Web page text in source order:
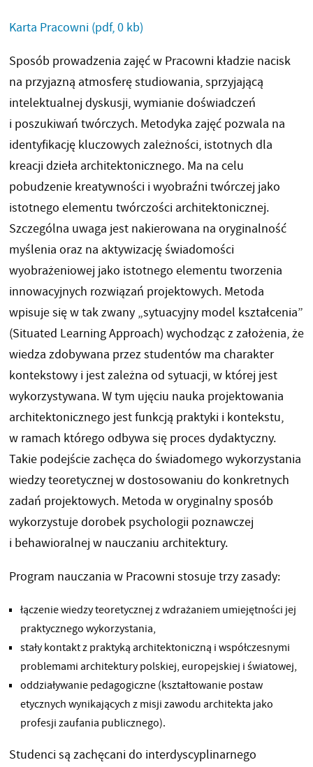
Karta Pracowni (pdf, 0 kb)
Sposób prowadzenia zajęć w Pracowni kładzie nacisk
na przyjazną atmosferę studiowania, sprzyjającą
intelektualnej dyskusji, wymianie doświadczeń
i poszukiwań twórczych. Metodyka zajęć pozwala na
identyfikację kluczowych zależności, istotnych dla
kreacji dzieła architektonicznego. Ma na celu
pobudzenie kreatywności i wyobraźni twórczej jako
istotnego elementu twórczości architektonicznej.
Szczególna uwaga jest nakierowana na oryginalność
myślenia oraz na aktywizację świadomości
wyobrażeniowej jako istotnego elementu tworzenia
innowacyjnych rozwiązań projektowych. Metoda
wpisuje się w tak zwany „sytuacyjny model kształcenia”
(Situated Learning Approach) wychodząc z założenia, że
wiedza zdobywana przez studentów ma charakter
kontekstowy i jest zależna od sytuacji, w której jest
wykorzystywana. W tym ujęciu nauka projektowania
architektonicznego jest funkcją praktyki i kontekstu,
w ramach którego odbywa się proces dydaktyczny.
Takie podejście zachęca do świadomego wykorzystania
wiedzy teoretycznej w dostosowaniu do konkretnych
zadań projektowych. Metoda w oryginalny sposób
wykorzystuje dorobek psychologii poznawczej
i behawioralnej w nauczaniu architektury.
Program nauczania w Pracowni stosuje trzy zasady:
łączenie wiedzy teoretycznej z wdrażaniem umiejętności jej
praktycznego wykorzystania,
stały kontakt z praktyką architektoniczną i współczesnymi
problemami architektury polskiej, europejskiej i światowej,
oddziaływanie pedagogiczne (kształtowanie postaw
etycznych wynikających z misji zawodu architekta jako
profesji zaufania publicznego).
Studenci są zachęcani do interdyscyplinarnego